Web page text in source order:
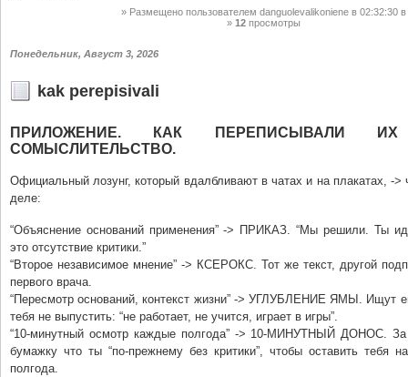
Размещено пользователем danguolevalikonieneв 02:32:30 в
12просмотры
Понедельник, Август 3, 2026
kak perepisivali
ПРИЛОЖЕНИЕ. КАК ПЕРЕПИСЫВАЛИ ИХ
СОМЫСЛИТЕЛЬСТВО.
Официальный лозунг, который вдалбливают в чатах и на плакатах, ->
деле:
“Объяснение оснований применения” -> ПРИКАЗ. “Мы решили. Ты
это отсутствие критики.”
“Второе независимое мнение” -> КСЕРОКС. Тот же текст, другой
первого врача.
“Пересмотр оснований, контекст жизни” -> УГЛУБЛЕНИЕ ЯМЫ. Ищут
тебя не выпустить: “не работает, не учится, играет в игры”.
“10-минутный осмотр каждые полгода” -> 10-МИНУТНЫЙ ДОНОС.
бумажку что ты “по-прежнему без критики”, чтобы оставить тебя
полгода.